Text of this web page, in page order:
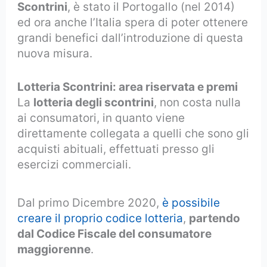
Scontrini, è stato il Portogallo (nel 2014)
ed ora anche l’Italia spera di poter ottenere
grandi benefici dall’introduzione di questa
nuova misura.
Lotteria Scontrini: area riservata e premi
La lotteria degli scontrini, non costa nulla
ai consumatori, in quanto viene
direttamente collegata a quelli che sono gli
acquisti abituali, effettuati presso gli
esercizi commerciali.
Dal primo Dicembre 2020, è possibile
creare il proprio codice lotteria, partendo
dal Codice Fiscale del consumatore
maggiorenne.